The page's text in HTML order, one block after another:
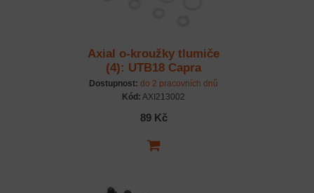
Axial o-kroužky tlumiče
(4): UTB18 Capra
Dostupnost: do 2 pracovních dnů
Kód: AXI213002
89 Kč